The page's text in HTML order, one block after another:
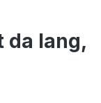
da lang,